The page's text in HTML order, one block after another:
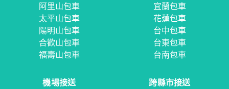
阿里山包車
太平山包車
陽明山包車
合歡山包車
福壽山包車
宜蘭包車
花蓮包車
台中包車
台東包車
台南包車
機場接送 跨縣市接送